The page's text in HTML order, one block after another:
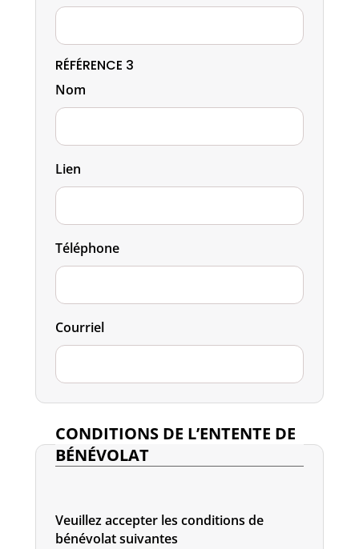
RÉFÉRENCE 3
Nom
Lien
Téléphone
Courriel
CONDITIONS DE L’ENTENTE DE
BÉNÉVOLAT
Veuillez accepter les conditions de
bénévolat suivantes